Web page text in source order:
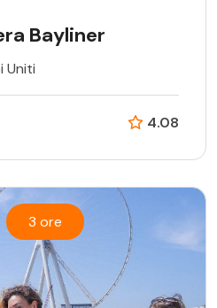
Bayliner
Uniti
4.08
3 ore